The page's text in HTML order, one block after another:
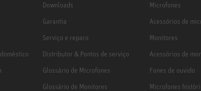
Downloads
Garantia
Serviço e reparo
Distributor & Pontos de serviço
Glossário de Microfones
Glossário de Monitores
Microfones
Acessórios de
Monitores
Acessórios de
Fones de ouvido
Microfones